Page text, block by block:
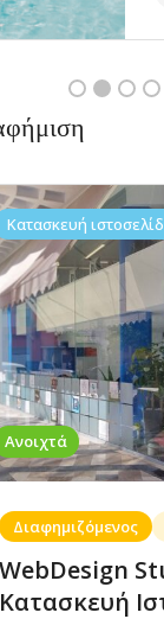
Coffee-Fast
Εστιατόρια,
2,
Ανοιχτά
Κατασκευή
Διαφημιζόμενος
WebDesign
Κατασκευή